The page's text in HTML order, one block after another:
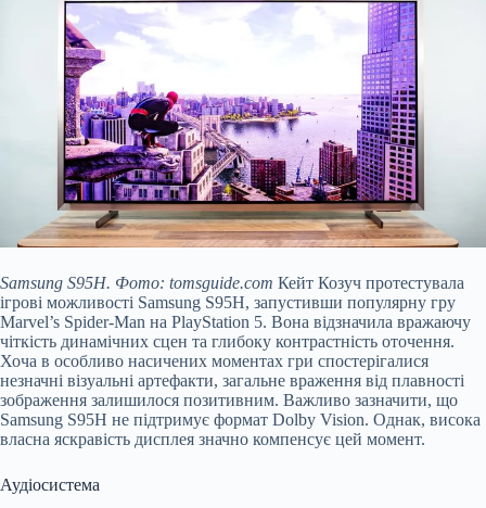
Samsung S95H. Фото: tomsguide.com Кейт Козуч протестувала
ігрові можливості Samsung S95H, запустивши популярну гру
Marvel’s Spider-Man на PlayStation 5. Вона відзначила вражаючу
чіткість динамічних сцен та глибоку контрастність оточення.
Хоча в особливо насичених моментах гри спостерігалися
незначні візуальні артефакти, загальне враження від плавності
зображення залишилося позитивним. Важливо зазначити, що
Samsung S95H не підтримує формат Dolby Vision. Однак, висока
власна яскравість дисплея значно компенсує цей момент.
Аудіосистема